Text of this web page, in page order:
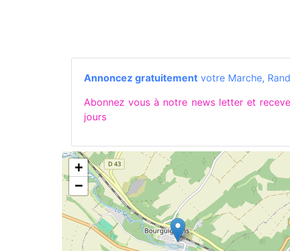
Annoncez gratuitement votre Marche,
Abonnez vous à notre news letter et
jours
+
−